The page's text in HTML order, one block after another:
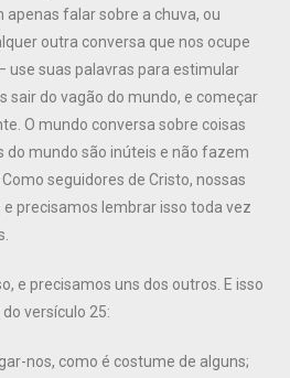
apenas falar sobre a chuva, ou
outra conversa que nos ocupe
use suas palavras para estimular
sair do vagão do mundo, e começar
O mundo conversa sobre coisas
do mundo são inúteis e não fazem
seguidores de Cristo, nossas
precisamos lembrar isso toda vez
e precisamos uns dos outros. E isso
versículo 25:
nos, como é costume de alguns;